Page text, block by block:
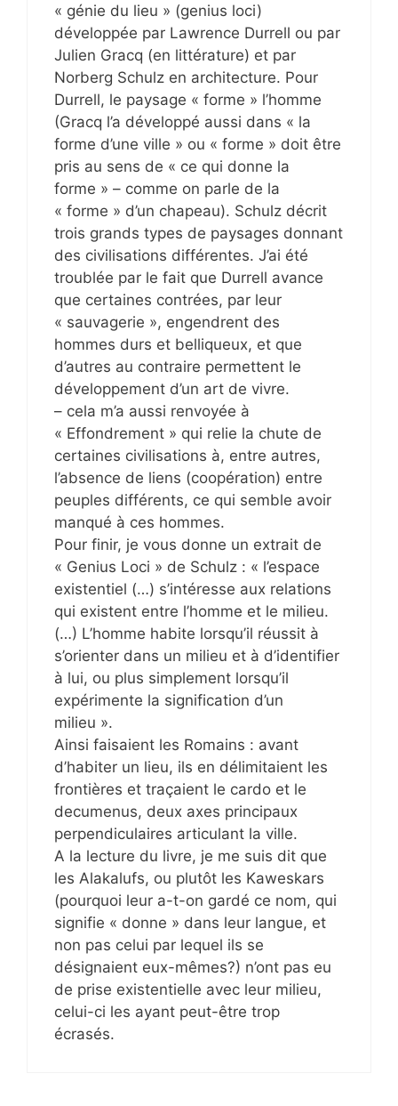
« génie du lieu » (genius loci)
développée par Lawrence Durrell ou par
Julien Gracq (en littérature) et par
Norberg Schulz en architecture. Pour
Durrell, le paysage « forme » l’homme
(Gracq l’a développé aussi dans « la
forme d’une ville » ou « forme » doit être
pris au sens de « ce qui donne la
forme » – comme on parle de la
« forme » d’un chapeau). Schulz décrit
trois grands types de paysages donnant
des civilisations différentes. J’ai été
troublée par le fait que Durrell avance
que certaines contrées, par leur
« sauvagerie », engendrent des
hommes durs et belliqueux, et que
d’autres au contraire permettent le
développement d’un art de vivre.
– cela m’a aussi renvoyée à
« Effondrement » qui relie la chute de
certaines civilisations à, entre autres,
l’absence de liens (coopération) entre
peuples différents, ce qui semble avoir
manqué à ces hommes.
Pour finir, je vous donne un extrait de
« Genius Loci » de Schulz : « l’espace
existentiel (…) s’intéresse aux relations
qui existent entre l’homme et le milieu.
(…) L’homme habite lorsqu’il réussit à
s’orienter dans un milieu et à d’identifier
à lui, ou plus simplement lorsqu’il
expérimente la signification d’un
milieu ».
Ainsi faisaient les Romains : avant
d’habiter un lieu, ils en délimitaient les
frontières et traçaient le cardo et le
decumenus, deux axes principaux
perpendiculaires articulant la ville.
A la lecture du livre, je me suis dit que
les Alakalufs, ou plutôt les Kaweskars
(pourquoi leur a-t-on gardé ce nom, qui
signifie « donne » dans leur langue, et
non pas celui par lequel ils se
désignaient eux-mêmes?) n’ont pas eu
de prise existentielle avec leur milieu,
celui-ci les ayant peut-être trop
écrasés.